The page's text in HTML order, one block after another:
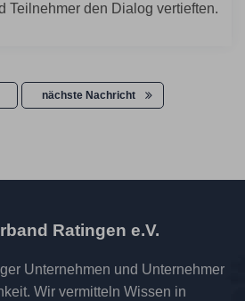
Teilnehmer den Dialog vertieften.
nächste Nachricht
Ratingen e.V.
Unternehmen und Unternehmer
Wir vermitteln Wissen in